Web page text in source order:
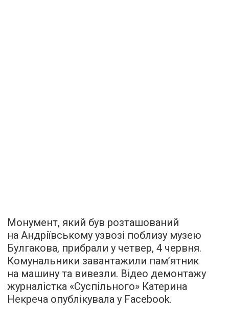
Монумент, який був розташований
на Андріївському узвозі поблизу музею
Булгакова, прибрали у четвер, 4 червня.
Комунальники завантажили пам’ятник
на машину та вивезли. Відео демонтажу
журналістка «Суспільного» Катерина
Некреча опублікувала у Facebook.